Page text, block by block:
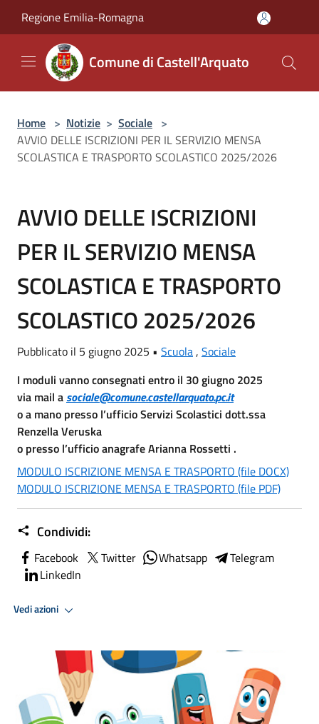
Regione Emilia-Romagna
Comune di Castell'Arquato
Home > Notizie > Sociale >
AVVIO DELLE ISCRIZIONI PER IL SERVIZIO MENSA
SCOLASTICA E TRASPORTO SCOLASTICO 2025/2026
AVVIO DELLE ISCRIZIONI
PER IL SERVIZIO MENSA
SCOLASTICA E TRASPORTO
SCOLASTICO 2025/2026
Pubblicato il 5 giugno 2025 • Scuola , Sociale
I moduli vanno consegnati entro il 30 giugno 2025
via mail asociale@comune.castellarquato.pc.it
o a mano presso l’ufficio Servizi Scolastici dott.ssa
Renzella Veruska
o presso l’ufficio anagrafe Arianna Rossetti .
MODULO ISCRIZIONE MENSA E TRASPORTO (file DOCX)
MODULO ISCRIZIONE MENSA E TRASPORTO (file PDF)
Condividi:
Facebook Twitter Whatsapp
Telegram
LinkedIn
Vedi azioni